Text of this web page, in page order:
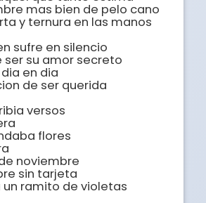
mas bien de pelo cano
y ternura en las manos
sufre en silencio
ser su amor secreto
en dia
de ser querida
versos
flores
noviembre
sin tarjeta
un ramito de violetas